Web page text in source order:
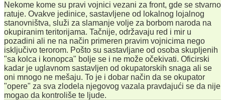
Nekome kome su pravi vojnici vezani za front, gde se stvarno
ratuje. Ovakve jedinice, sastavljene od lokalnog lojalnog
stanovništva, služi za slamanje volje za borbom naroda na
okupiranim teritorijama. Tačnije, održavaju red i mir u
pozadini ali ne na način primeren pravim vojnicima nego
isključivo terorom. Pošto su sastavljane od osoba skupljenih
"sa kolca i konopca" bolje se i ne može očekivati. Oficirski
kadar je uglavnom sastavljen od okupatorskih snaga ali se
oni mnogo ne mešaju. To je i dobar način da se okupator
"opere" za sva zlodela njegovog vazala pravdajući se da nije
mogao da kontroliše te ljude.